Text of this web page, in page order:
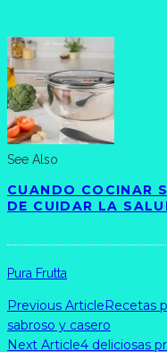
See Also
CUANDO COCINAR
DE CUIDAR LA
Pura Frutta
Previous Article Recetas
sabroso y casero
Next Article4 deliciosas